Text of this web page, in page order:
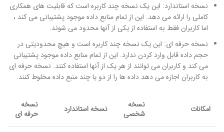
نسخه استاندارد: این یک نسخه چند کاربره است که قابلیت های همکاری
کاملی را ارائه می دهد. این از تمام منابع داده موجود پشتیبانی می کند ،
اما کاربران فقط به استفاده از یکی از آنها محدود می شوند.
نسخه حرفه ای: این یک نسخه چند کاربره است و هیچ محدودیتی در
حجم داده قابل وارد کردن ندارد. این از تمام منابع داده موجود پشتیبانی
می کند و کاربران می توانند از هر یک از آنها استفاده کنند. نسخه حرفه ای
به کاربران اجازه می دهد داده ها را از دو یا چند منبع داده مخلوط کنند.
امکانات
نسخه
شخصی
نسخه استاندارد
نسخه
حرفه ای